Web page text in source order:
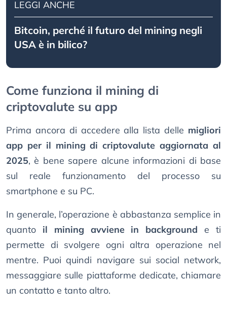
LEGGI ANCHE
Bitcoin, perché il futuro del mining negli
USA è in bilico?
Come funziona il mining di
criptovalute su app
Prima ancora di accedere alla lista delle migliori
app per il mining di criptovalute aggiornata al
2025, è bene sapere alcune informazioni di base
sul reale funzionamento del processo su
smartphone e su PC.
In generale, l’operazione è abbastanza semplice in
quanto il mining avviene in background e ti
permette di svolgere ogni altra operazione nel
mentre. Puoi quindi navigare sui social network,
messaggiare sulle piattaforme dedicate, chiamare
un contatto e tanto altro.